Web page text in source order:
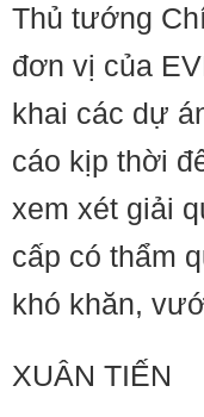
Thủ tướng
đơn vị của
khai các dự
cáo kịp thời
xem xét giải
cấp có thẩm
khó khăn,
XUÂN TIẾN